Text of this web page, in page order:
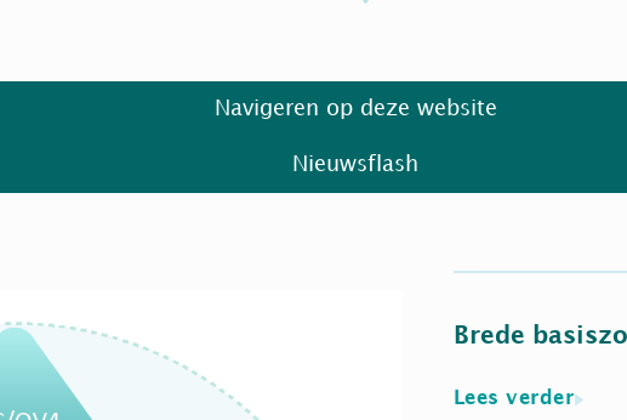
Navigeren op deze website
Nieuwsflash
Brede
Lees verder